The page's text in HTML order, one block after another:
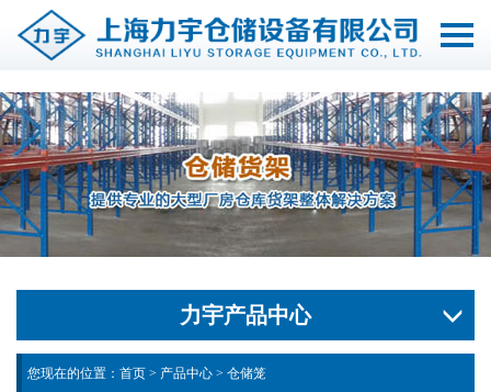
切
航
力宇产品中心
您现在的位置： 首页 > 产品中心 > 仓储笼